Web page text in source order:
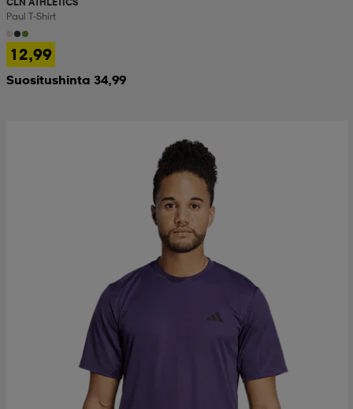
Paul T-Shirt
12,99
Suositushinta 34,99